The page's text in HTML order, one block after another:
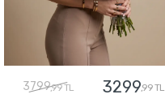
3799,99 TL 3299,99 TL